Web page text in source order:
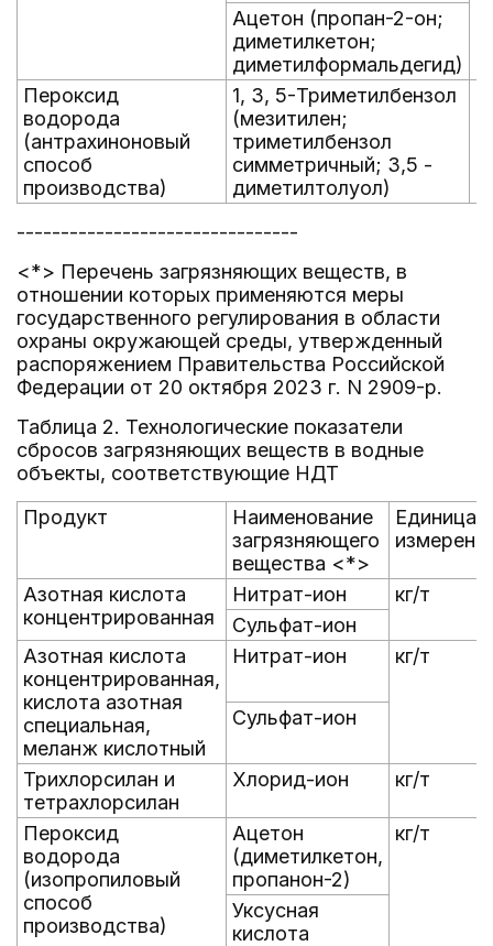
Ацетон (пропан-2-он;
диметилкетон;
диметилформальдегид)
Пероксид
водорода
(антрахиноновый
способ
производства)
1, 3, 5-Триметилбензол
(мезитилен;
триметилбензол
симметричный; 3,5 -
диметилтолуол)
--------------------------------
<*> Перечень загрязняющих веществ, в
отношении которых применяются меры
государственного регулирования в области
охраны окружающей среды, утвержденный
распоряжением Правительства Российской
Федерации от 20 октября 2023 г. N 2909-р.
Таблица 2. Технологические показатели
сбросов загрязняющих веществ в водные
объекты, соответствующие НДТ
Продукт
Наименование
загрязняющего
вещества <*>
Единица
Азотная кислота
концентрированная
Нитрат-ион
кг/т
Сульфат-ион
Азотная кислота
концентрированная,
кислота азотная
специальная,
меланж кислотный
Нитрат-ион кг/т
Сульфат-ион
Трихлорсилан и
тетрахлорсилан
Хлорид-ион кг/т
Пероксид
водорода
(изопропиловый
способ
производства)
Ацетон
(диметилкетон,
пропанон-2)
кг/т
Уксусная
кислота